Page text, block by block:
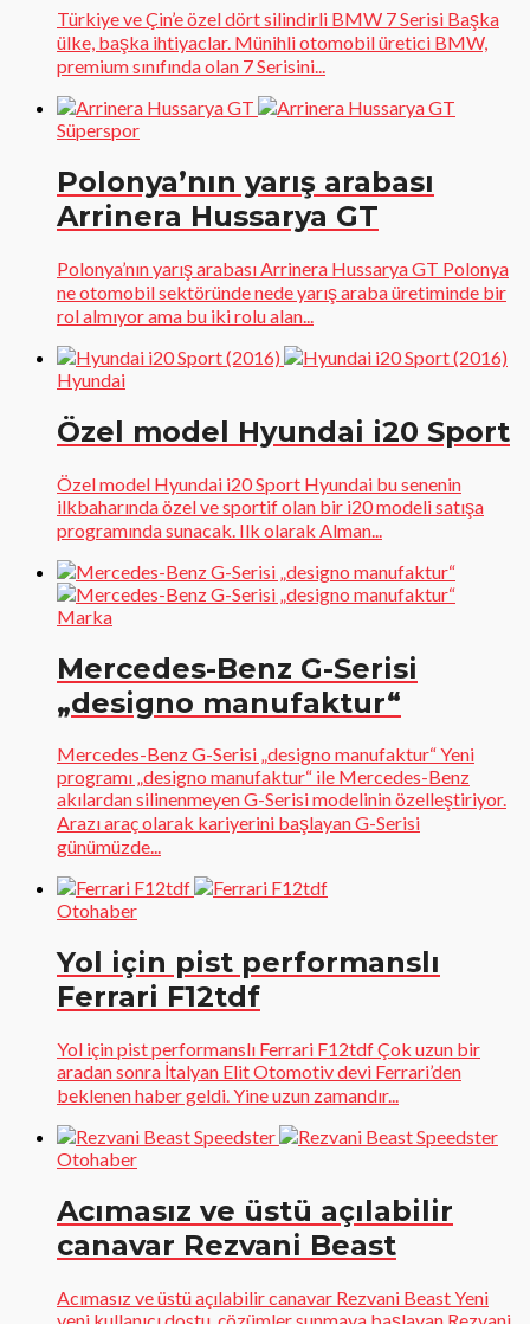
Türkiye ve Çin’e özel dört silindirli BMW 7 Serisi Başka
ülke, başka ihtiyaclar. Münihli otomobil üretici BMW,
premium sınıfında olan 7 Serisini...
Süperspor
Polonya’nın yarış arabası
Arrinera Hussarya GT
Polonya’nın yarış arabası Arrinera Hussarya GT Polonya
ne otomobil sektöründe nede yarış araba üretiminde bir
rol almıyor ama bu iki rolu alan...
Hyundai
Özel model Hyundai i20 Sport
Özel model Hyundai i20 Sport Hyundai bu senenin
ilkbaharında özel ve sportif olan bir i20 modeli satışa
programında sunacak. Ilk olarak Alman...
Marka
Mercedes-Benz G-Serisi
„designo manufaktur“
Mercedes-Benz G-Serisi „designo manufaktur“ Yeni
programı „designo manufaktur“ ile Mercedes-Benz
akılardan silinenmeyen G-Serisi modelinin özelleştiriyor.
Arazı araç olarak kariyerini başlayan G-Serisi
günümüzde...
Otohaber
Yol için pist performanslı
Ferrari F12tdf
Yol için pist performanslı Ferrari F12tdf Çok uzun bir
aradan sonra İtalyan Elit Otomotiv devi Ferrari’den
beklenen haber geldi. Yine uzun zamandır...
Otohaber
Acımasız ve üstü açılabilir
canavar Rezvani Beast
Acımasız ve üstü açılabilir canavar Rezvani Beast Yeni